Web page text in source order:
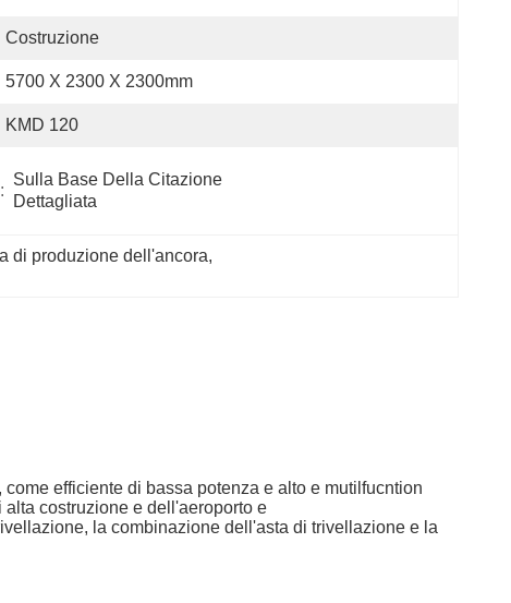
Costruzione
5700 X 2300 X 2300mm
KMD 120
Sulla Base Della Citazione
Dettagliata
di produzione dell'ancora,
efficiente di bassa potenza e alto e mutilfucntion
costruzione e dell'aeroporto e
la combinazione dell'asta di trivellazione e la